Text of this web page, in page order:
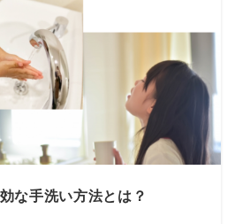
な手洗い方法とは？